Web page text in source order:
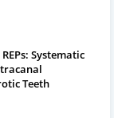
Systematic
Teeth